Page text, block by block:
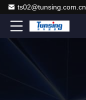
ts02@tunsing.com.cn